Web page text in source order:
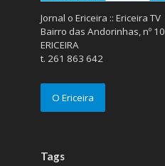
Jornal o Ericeira :: Ericeira TV
Bairro das Andorinhas, nº 10
ERICEIRA
t. 261 863 642
O Ericeira
Tags